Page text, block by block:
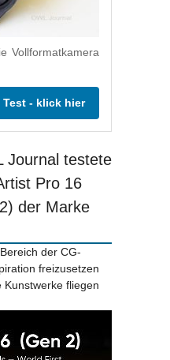
Vollformatkamera
Test - klick hier
Journal testete
Pro 16
der Marke
der CG-
freizusetzen
fliegen